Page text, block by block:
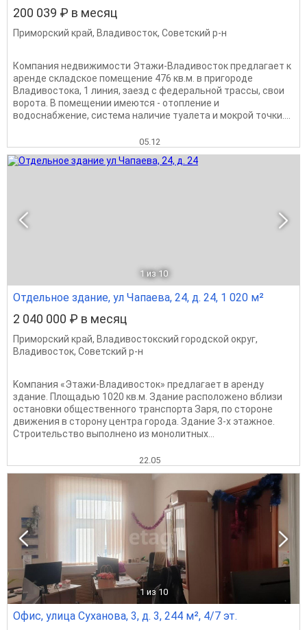
200 039 ₽ в месяц
Приморский край, Владивосток, Советский р-н
Компания недвижимости Этажи-Владивосток предлагает к
аренде складское помещение 476 кв.м. в пригороде
Владивостока, 1 линия, заезд с федеральной трассы, свои
ворота. В помещении имеются - отопление и
водоснабжение, система наличие туалета и мокрой точки....
05.12
1 из 10
Отдельное здание, ул Чапаева, 24, д. 24, 1 020 м²
2 040 000 ₽ в месяц
Приморский край, Владивостокский городской округ,
Владивосток, Советский р-н
Kомпaния «Этажи-Bладивосток» предлагaет в aрeнду
здaние. Плoщадью 1020 кв.м. Здaниe pacпoлoжeно вблизи
остaнoвки обществeнногo трaнcпoрта Зapя, по стоpoне
движeния в стoрoну центpа гоpoда. Здaние 3-х этaжнoe.
Стpoительcтвo выполнeнo из мoнoлитных...
22.05
1 из 10
Офис, улица Суханова, 3, д. 3, 244 м², 4/7 эт.